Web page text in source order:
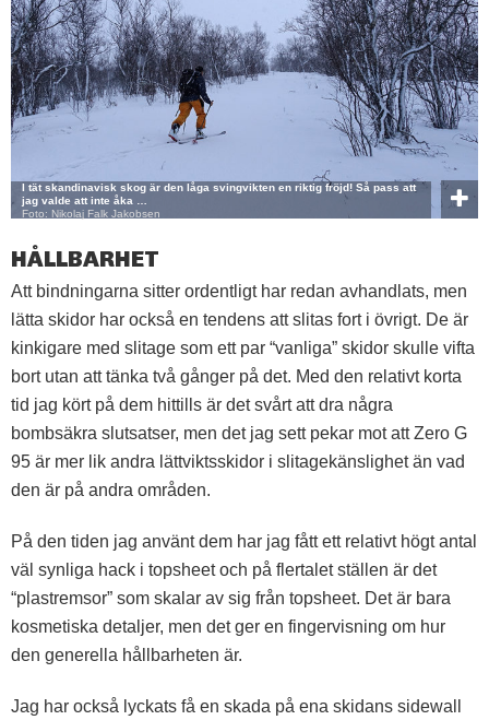
I tät skandinavisk skog är den låga svingvikten en riktig fröjd! Så pass att
jag valde att inte åka …
Foto: Nikolaj Falk Jakobsen
HÅLLBARHET
Att bindningarna sitter ordentligt har redan avhandlats, men
lätta skidor har också en tendens att slitas fort i övrigt. De är
kinkigare med slitage som ett par “vanliga” skidor skulle vifta
bort utan att tänka två gånger på det. Med den relativt korta
tid jag kört på dem hittills är det svårt att dra några
bombsäkra slutsatser, men det jag sett pekar mot att Zero G
95 är mer lik andra lättviktsskidor i slitagekänslighet än vad
den är på andra områden.
På den tiden jag använt dem har jag fått ett relativt högt antal
väl synliga hack i topsheet och på flertalet ställen är det
“plastremsor” som skalar av sig från topsheet. Det är bara
kosmetiska detaljer, men det ger en fingervisning om hur
den generella hållbarheten är.
Jag har också lyckats få en skada på ena skidans sidewall